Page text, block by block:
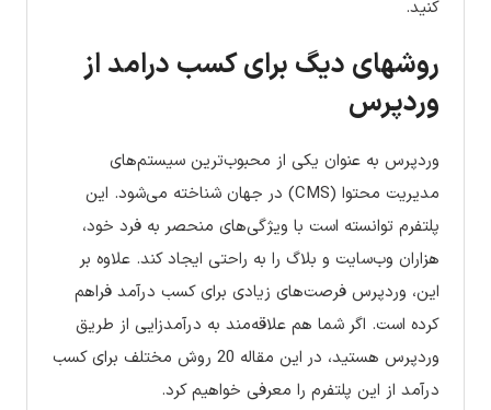
کنید.
روشهای دیگ برای کسب درامد از
وردپرس
وردپرس به عنوان یکی از محبوب‌ترین سیستم‌های
مدیریت محتوا (CMS) در جهان شناخته می‌شود. این
پلتفرم توانسته است با ویژگی‌های منحصر به فرد خود،
هزاران وب‌سایت و بلاگ را به راحتی ایجاد کند. علاوه بر
این، وردپرس فرصت‌های زیادی برای کسب درآمد فراهم
کرده است. اگر شما هم علاقه‌مند به درآمدزایی از طریق
وردپرس هستید، در این مقاله 20 روش مختلف برای کسب
درآمد از این پلتفرم را معرفی خواهیم کرد.